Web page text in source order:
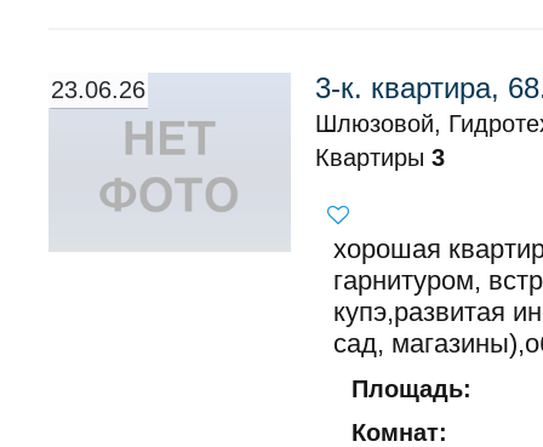
23.06.26 3-к. квартира,
Шлюзовой,
Квартиры 3
хорошая
гарнитуром,
купэ,развитая
сад,
Площадь:
Комнат: